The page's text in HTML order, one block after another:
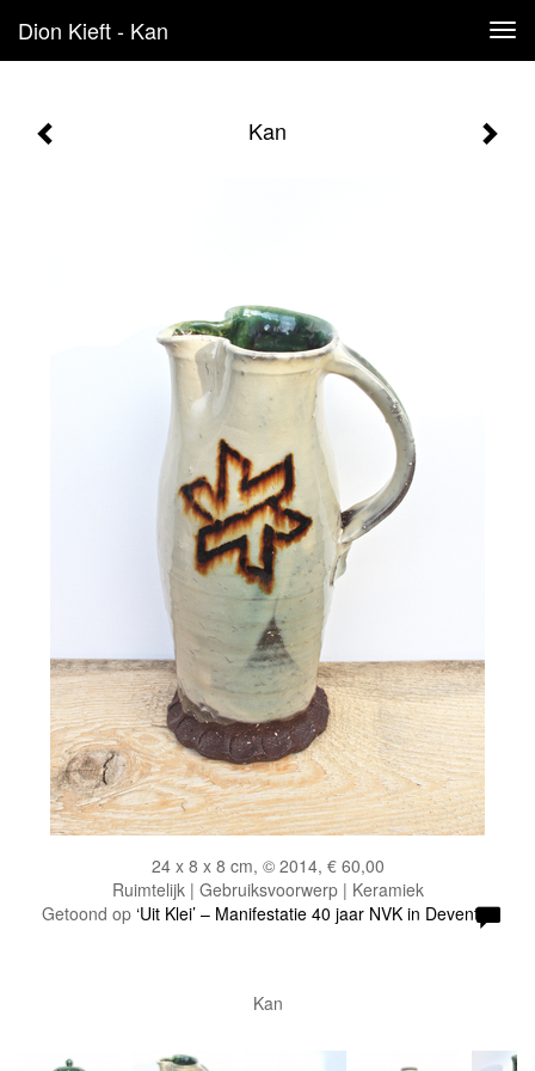
Dion Kieft - Kan
Kan
24 x 8 x 8 cm, © 2014, € 60,00
Ruimtelijk | Gebruiksvoorwerp | Keramiek
Getoond op ‘Uit Klei’ – Manifestatie 40 jaar NVK in Deventer
Kan